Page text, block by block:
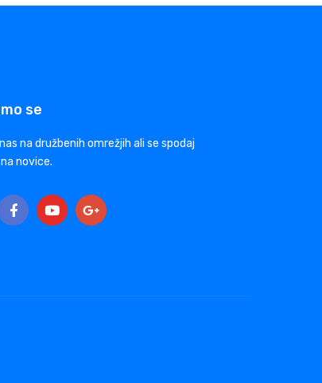
se
na družbenih omrežjih ali se spodaj
novice.